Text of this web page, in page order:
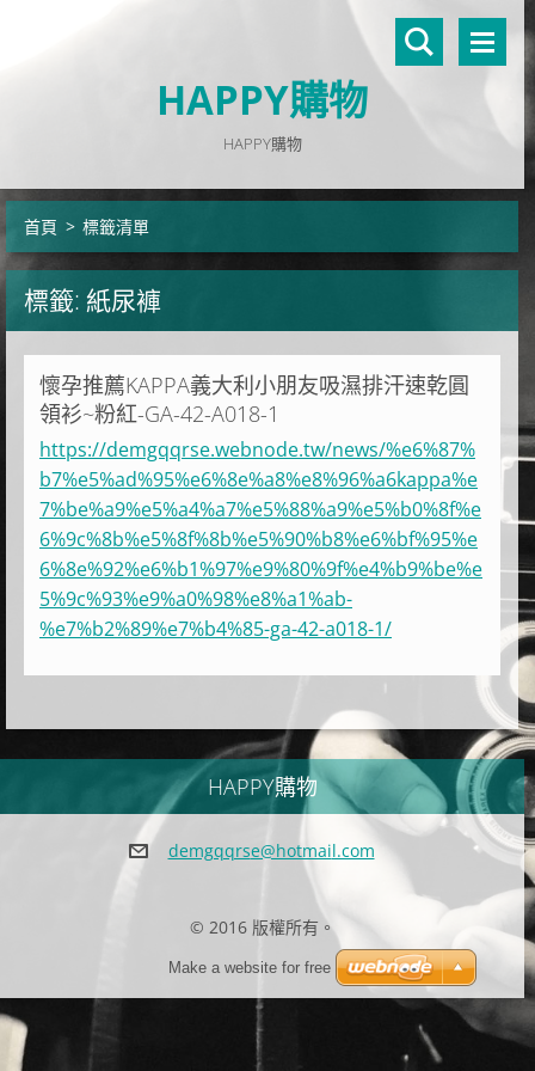
HAPPY購物
HAPPY購物
首頁 > 標籤清單
標籤: 紙尿褲
懷孕推薦KAPPA義大利小朋友吸濕排汗速乾圓
領衫~粉紅-GA-42-A018-1
https://demgqqrse.webnode.tw/news/%e6%87%
b7%e5%ad%95%e6%8e%a8%e8%96%a6kappa%e
7%be%a9%e5%a4%a7%e5%88%a9%e5%b0%8f%e
6%9c%8b%e5%8f%8b%e5%90%b8%e6%bf%95%e
6%8e%92%e6%b1%97%e9%80%9f%e4%b9%be%e
5%9c%93%e9%a0%98%e8%a1%ab-
%e7%b2%89%e7%b4%85-ga-42-a018-1/
HAPPY購物
demgqqrse@hotmail.com
© 2016 版權所有。
Make a website for free